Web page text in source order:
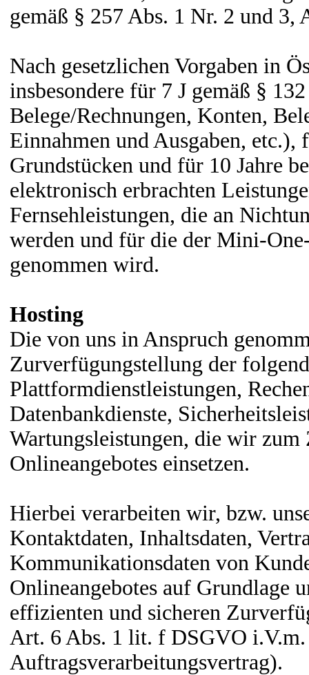
gemäß § 257 Abs. 1 Nr. 2 und
Nach gesetzlichen Vorgaben in
insbesondere für 7 J gemäß §
Belege/Rechnungen, Konten,
Einnahmen und Ausgaben,
Grundstücken und für 10 Jahre
elektronisch erbrachten
Fernsehleistungen, die an
werden und für die der Mini-
genommen wird.
Hosting
Die von uns in Anspruch
Zurverfügungstellung der
Plattformdienstleistungen,
Datenbankdienste,
Wartungsleistungen, die wir zum
Onlineangebotes einsetzen.
Hierbei verarbeiten wir, bzw.
Kontaktdaten, Inhaltsdaten,
Kommunikationsdaten von
Onlineangebotes auf Grundlage
effizienten und sicheren
Art. 6 Abs. 1 lit. f DSGVO
Auftragsverarbeitungsvertrag).